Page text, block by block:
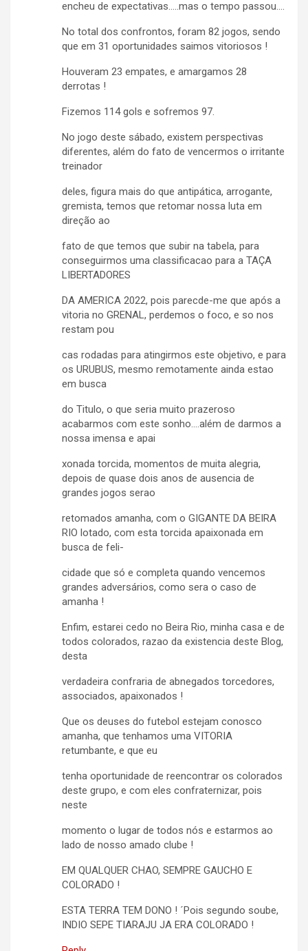
encheu de expectativas…..mas o tempo passou….
No total dos confrontos, foram 82 jogos, sendo
que em 31 oportunidades saimos vitoriosos !
Houveram 23 empates, e amargamos 28
derrotas !
Fizemos 114 gols e sofremos 97.
No jogo deste sábado, existem perspectivas
diferentes, além do fato de vencermos o irritante
treinador
deles, figura mais do que antipática, arrogante,
gremista, temos que retomar nossa luta em
direção ao
fato de que temos que subir na tabela, para
conseguirmos uma classificacao para a TAÇA
LIBERTADORES
DA AMERICA 2022, pois parecde-me que após a
vitoria no GRENAL, perdemos o foco, e so nos
restam pou
cas rodadas para atingirmos este objetivo, e para
os URUBUS, mesmo remotamente ainda estao
em busca
do Titulo, o que seria muito prazeroso
acabarmos com este sonho….além de darmos a
nossa imensa e apai
xonada torcida, momentos de muita alegria,
depois de quase dois anos de ausencia de
grandes jogos serao
retomados amanha, com o GIGANTE DA BEIRA
RIO lotado, com esta torcida apaixonada em
busca de feli-
cidade que só e completa quando vencemos
grandes adversários, como sera o caso de
amanha !
Enfim, estarei cedo no Beira Rio, minha casa e de
todos colorados, razao da existencia deste Blog,
desta
verdadeira confraria de abnegados torcedores,
associados, apaixonados !
Que os deuses do futebol estejam conosco
amanha, que tenhamos uma VITORIA
retumbante, e que eu
tenha oportunidade de reencontrar os colorados
deste grupo, e com eles confraternizar, pois
neste
momento o lugar de todos nós e estarmos ao
lado de nosso amado clube !
EM QUALQUER CHAO, SEMPRE GAUCHO E
COLORADO !
ESTA TERRA TEM DONO ! ´Pois segundo soube,
INDIO SEPE TIARAJU JA ERA COLORADO !